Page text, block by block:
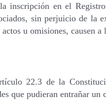
inscripción en el
sin perjuicio de la
u omisiones, causen
22.3 de la
que pudieran entrañar